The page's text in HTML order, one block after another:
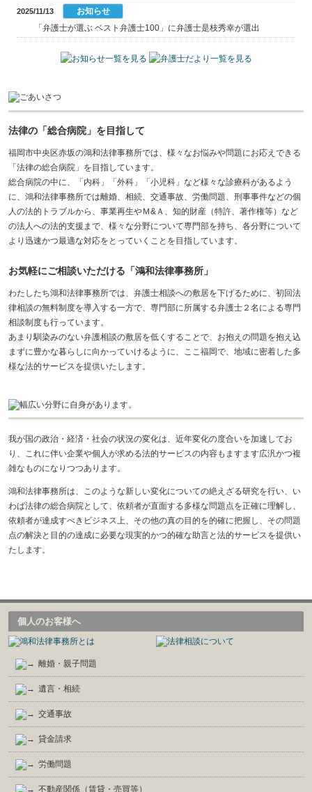
2025/11/13
お知らせ
「弁護士が選ぶ ベスト弁護士100」に弁護士是枝秀幸が選出
法律の「総合病院」を目指して
福岡市中央区赤坂の鴻和法律事務所では、様々なお悩みや問題にお応えできる
「法律の総合病院」を目指しています。
総合病院の中に、「内科」「外科」「小児科」など様々な診療科があるよう
に、鴻和法律事務所では離婚、相続、交通事故、労働問題、刑事事件などの個
人の法的トラブルから、事業再生やＭ&Ａ、知的財産（特許、著作権等）など
の法人への法的支援まで、様々な分野について専門部を持ち、各分野について
より迅速かつ最適な対応をとっていくことを目指しています。
お気軽にご相談いただける「鴻和法律事務所 」
わたしたち鴻和法律事務所では、 弁護士相談への敷居を下げるために、初回法
律相談の無料制度を導入する一方で、専門部に所属する弁護士 ２名による専門
相談制度も行っています。
あまり馴染みのない弁護相談の敷居を低くすることで、お抱えの問題を抱え込
まずに豊かな暮らしに向かっていけるように、ここ福岡で、地域に密着した多
様な法的サービスを提供いたします。
我が国の政治・経済・社会の状況の変化は、近年変化の度合いを加速してお
り、これに伴い企業や個人が求める法的サービスの内容もますます広汎かつ複
雑なものになりつつあります。
鴻和法律事務所は、このような新しい変化についての絶えざる研究を行い、い
わば法律の総合病院として、依頼者が直面する多様な問題点を正確に理解し、
依頼者が達成すべきビジネス上、その他の真の目的を的確に把握し、その問題
点の解決と目的の達成に必要な現実的かつ的確な助言と法的サービスを提供い
たします。
個人のお客様へ
離婚・親子問題
遺言・相続
交通事故
貸金請求
労働問題
不動産関係（賃貸・売買等）